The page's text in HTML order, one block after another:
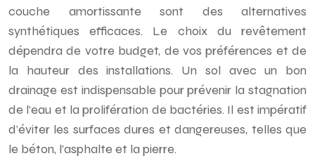
couche amortissante sont des alternatives
synthétiques efficaces. Le choix du revêtement
dépendra de votre budget, de vos préférences et de
la hauteur des installations. Un sol avec un bon
drainage est indispensable pour prévenir la stagnation
de l’eau et la prolifération de bactéries. Il est impératif
d’éviter les surfaces dures et dangereuses, telles que
le béton, l’asphalte et la pierre.